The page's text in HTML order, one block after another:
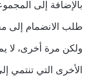
بالإضافة إلى
طلب الانضمام إلى
ولكن مرة أخرى، لا
الأخرى التي تنتمي